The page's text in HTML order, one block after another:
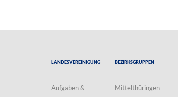
Landesvereinigung
Aufgaben &
Bezirksgruppen
Mittelthüringen